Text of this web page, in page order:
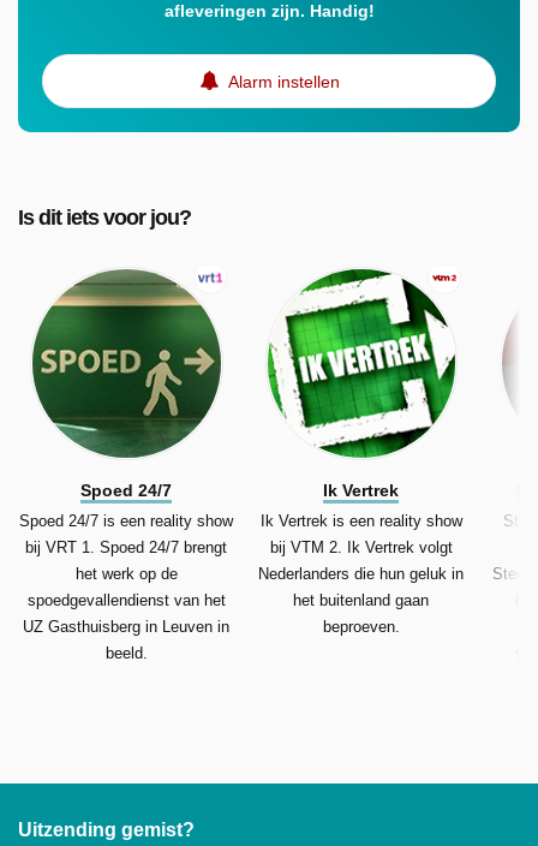
afleveringen zijn. Handig!
Alarm instellen
Is dit iets voor jou?
Spoed 24/7
Spoed 24/7 is een reality show
bij VRT 1. Spoed 24/7 brengt
het werk op de
spoedgevallendienst van het
UZ Gasthuisberg in Leuven in
beeld.
Ik Vertrek
Ik Vertrek is een reality show
bij VTM 2. Ik Vertrek volgt
Nederlanders die hun geluk in
het buitenland gaan
beproeven.
Uitzending gemist?